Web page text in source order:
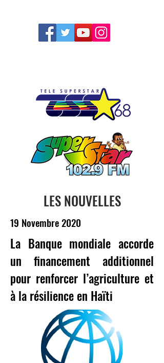
19 Novembre 2020
LES NOUVELLES
La Banque mondiale accorde
un financement additionnel
pour renforcer l’agriculture et
à la résilience en Haïti